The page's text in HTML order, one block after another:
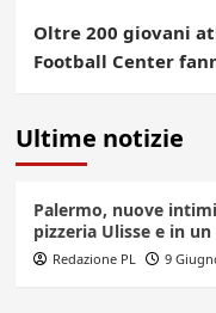
Oltre 200 giovani
Football Center
Ultime notizie
Palermo, nuove
pizzeria Ulisse e in
Redazione PL 9